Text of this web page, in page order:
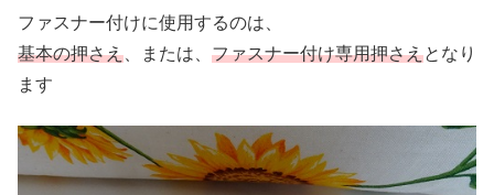
ファスナー付けに使用するのは、
基本の押さえ 、または、 ファスナー付け専用押さえとなり
ます